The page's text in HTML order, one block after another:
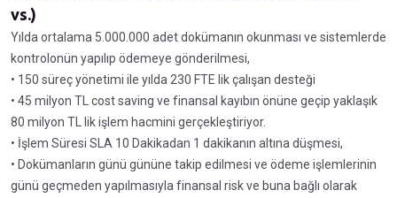
vs.)
Yılda ortalama 5.000.000 adet dokümanın okunması ve sistemlerde
kontrolonün yapılıp ödemeye gönderilmesi,
• 150 süreç yönetimi ile yılda 230 FTE lik çalışan desteği
• 45 milyon TL cost saving ve finansal kayıbın önüne geçip yaklaşık
80 milyon TL lik işlem hacmini gerçekleştiriyor.
• İşlem Süresi SLA 10 Dakikadan 1 dakikanın altına düşmesi,
• Dokümanların günü gününe takip edilmesi ve ödeme işlemlerinin
günü geçmeden yapılmasıyla finansal risk ve buna bağlı olarak